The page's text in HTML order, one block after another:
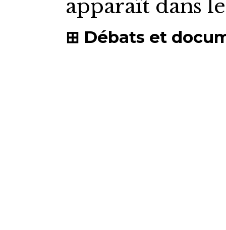
apparaît dans
Débats et